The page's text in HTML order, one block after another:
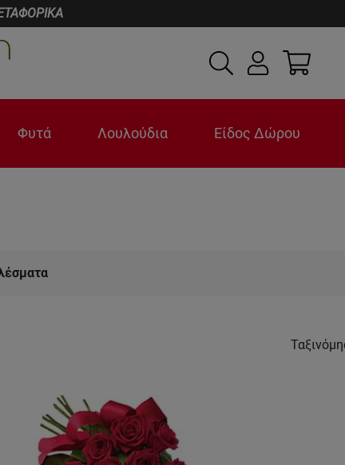
Φυτά Λουλούδια Είδος Δώρου